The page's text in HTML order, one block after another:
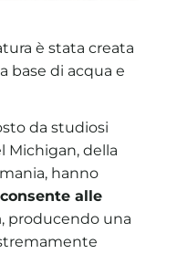
è stata creata
base di acqua e
da studiosi
Michigan, della
hanno
alle
, producendo una